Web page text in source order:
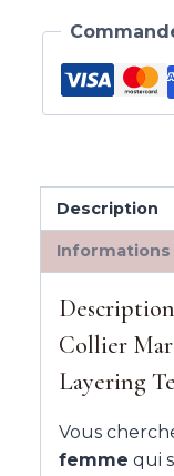
Description
Description
Collier
Layering
Vous
femme qui